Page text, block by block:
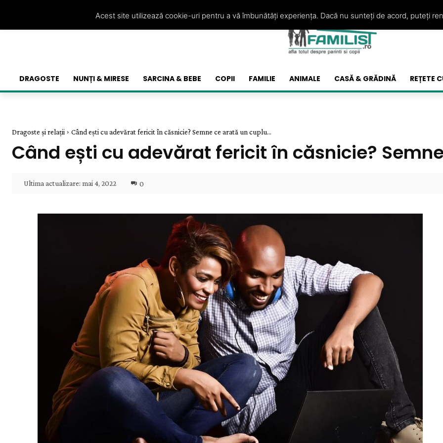
DRAGOSTE NUNȚI & MIRESE SARCINA & BEBE COPII FAMILIE ANIMALE CASĂ & GRĂDINĂ REȚETE
Dragoste și relații Când ești cu adevărat fericit în căsnicie? Semne ce arată un cuplu...
Când ești cu adevărat fericit în căsnicie?
Ultima actualizare: mai 4, 2022 0
Acest site utilizează cookie-uri pentru a vă îmbunătăți experiența. Dacă nu sunteți de acord, puteți